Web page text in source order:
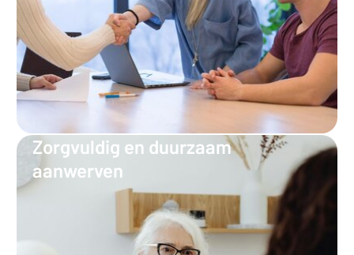
Zorgvuldig en duurzaam
aanwerven